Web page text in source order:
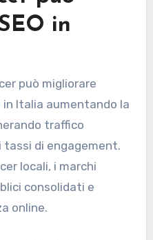
in
può migliorare
Italia aumentando la
traffico
tassi di engagement.
locali, i marchi
consolidati e
online.